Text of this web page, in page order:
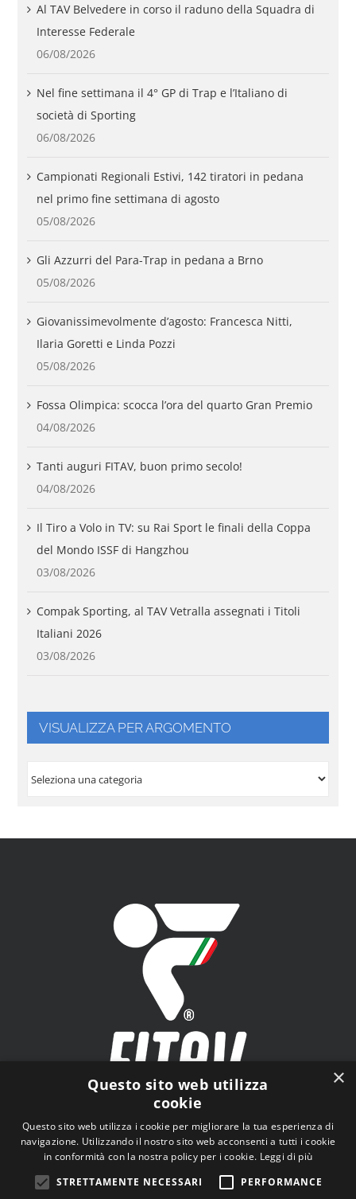
Al TAV Belvedere in corso il raduno della Squadra di
Interesse Federale
06/08/2026
Nel fine settimana il 4° GP di Trap e l’Italiano di
società di Sporting
06/08/2026
Campionati Regionali Estivi, 142 tiratori in pedana
nel primo fine settimana di agosto
05/08/2026
Gli Azzurri del Para-Trap in pedana a Brno
05/08/2026
Giovanissimevolmente d’agosto: Francesca Nitti,
Ilaria Goretti e Linda Pozzi
05/08/2026
Fossa Olimpica: scocca l’ora del quarto Gran Premio
04/08/2026
Tanti auguri FITAV, buon primo secolo!
04/08/2026
Il Tiro a Volo in TV: su Rai Sport le finali della Coppa
del Mondo ISSF di Hangzhou
03/08/2026
Compak Sporting, al TAV Vetralla assegnati i Titoli
Italiani 2026
03/08/2026
VISUALIZZA PER ARGOMENTO
FITAV - Federazione Italiana Tiro a Volo - Viale Tiziano
n.74, 00196 Roma (RM)
×
Questo sito web utilizza
cookie
Questo sito web utilizza i cookie per migliorare la tua esperienza di
navigazione. Utilizzando il nostro sito web acconsenti a tutti i cookie
in conformità con la nostra policy per i cookie. Leggi di più
STRETTAMENTE NECESSARI
PERFORMANCE